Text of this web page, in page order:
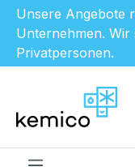
Unsere Angebote
Unternehmen. Wir
Privatpersonen.
Zum Hauptinhalt